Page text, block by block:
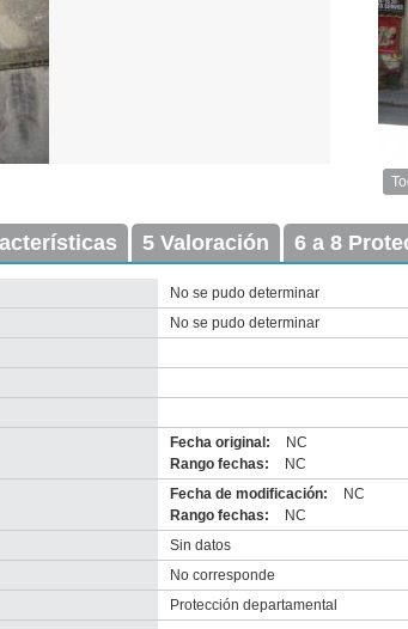
Inventario 2010
Descarga tamaño original
5 Valoración 6 a 8
No se pudo determinar
No se pudo determinar
Fecha original:
NC
Rango fechas:
NC
Fecha de modificación:
NC
Rango fechas:
NC
Sin datos
No corresponde
Protección departamental